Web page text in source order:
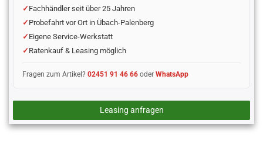
Fachhändler seit über 25 Jahren
Probefahrt vor Ort in Übach-Palenberg
Eigene Service-Werkstatt
Ratenkauf & Leasing möglich
Fragen zum Artikel?02451 91 46 66 oderWhatsApp
Leasing anfragen